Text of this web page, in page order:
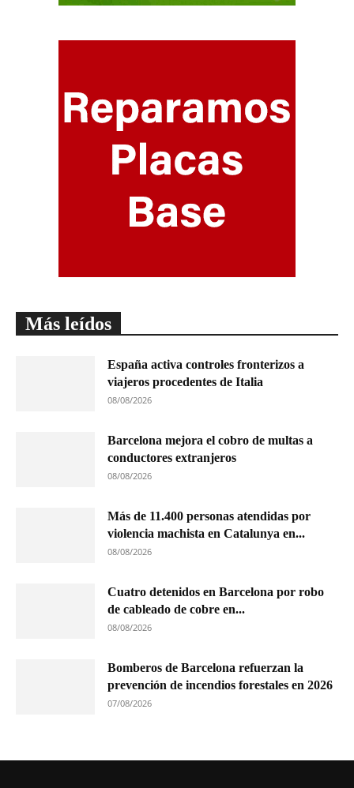
Más leídos
España activa controles fronterizos a
viajeros procedentes de Italia
08/08/2026
Barcelona mejora el cobro de multas a
conductores extranjeros
08/08/2026
Más de 11.400 personas atendidas por
violencia machista en Catalunya en...
08/08/2026
Cuatro detenidos en Barcelona por robo
de cableado de cobre en...
08/08/2026
Bomberos de Barcelona refuerzan la
prevención de incendios forestales en 2026
07/08/2026